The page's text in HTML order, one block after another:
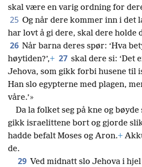
skal være en varig ordning for
25 Og når dere kommer inn i det
har lovt å gi dere, skal dere holde
26 Når barna deres spør: ‘Hva
høytiden?’,+ 27 skal dere si: ‘Det
Jehova, som gikk forbi husene til
Han slo egypterne med plagen,
våre.’»
Da la folket seg på kne og bøyde
gikk israelittene bort og gjorde
hadde befalt Moses og Aron.+
de.
29 Ved midnatt slo Jehova i